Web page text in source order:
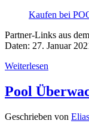
Kaufen bei
Partner-Links aus
Daten: 27. Januar
Weiterlesen
Pool
Geschrieben von